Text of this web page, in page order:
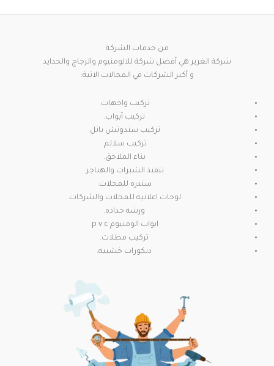
من خدمات الشركة
شركة الغرير هي أفضل شركة للالومنيوم والزجاج والحدايد
و أكبر الشركات في المجالات الاتية:
تركيب واجهات.
تركيب أبواب.
تركيب سندوتش بانل.
تركيب سلالم.
بناء الملاحق.
تنفيذ الشبرات والهناجر.
سندره للمحلات.
لوحات اعلانيه للمحلات والشركات.
ورشه حداده.
ابواب الومنيوم p v c.
تركيب مظلات.
ديكورات خشبيه.